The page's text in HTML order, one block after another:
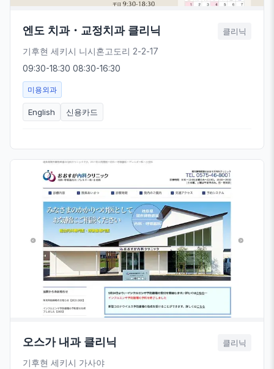
엔도 치과・교정치과 클리닉 클리닉
기후현 세키시 니시혼고도리 2-2-17
09:30-18:30 08:30-16:30
미용외과
English 신용카드
오스가 내과 클리닉 클리닉
기후현 세키시 가사야